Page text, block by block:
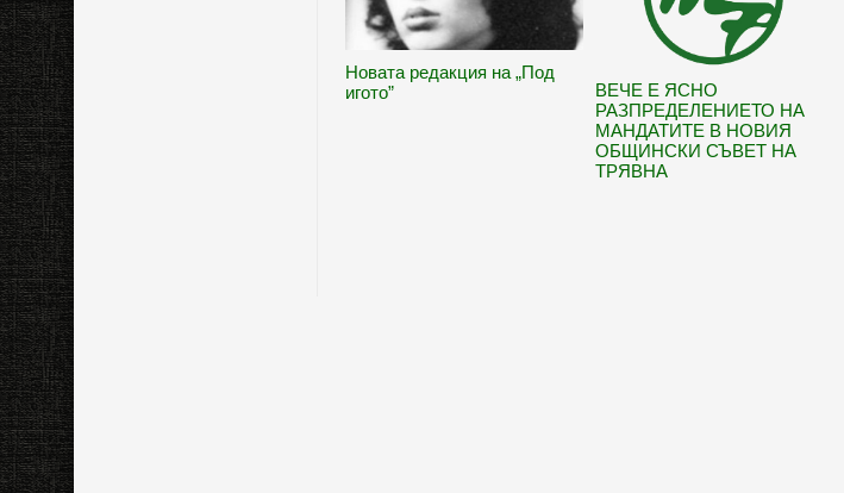
Новата редакция на „Под
игото”
ВЕЧЕ Е ЯСНО
РАЗПРЕДЕЛЕНИЕТО НА
МАНДАТИТЕ В НОВИЯ
ОБЩИНСКИ СЪВЕТ НА
ТРЯВНА